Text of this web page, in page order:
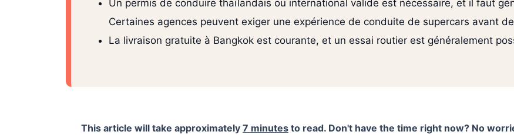
Un permis de conduire thaïlandais ou international valide est nécessaire, et il faut
Certaines agences peuvent exiger une expérience de conduite de supercars avant
La livraison gratuite à Bangkok est courante, et un essai routier est généralement
This article will take approximately 7 minutes to read. Don't have the time right now? No